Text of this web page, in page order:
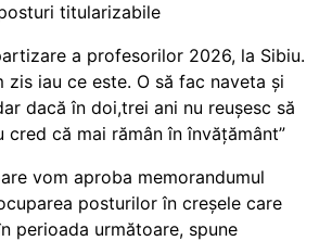
titularizabile
a profesorilor 2026, la Sibiu.
zis iau ce este. O să fac naveta și
dacă în doi,trei ani nu reușesc să
cred că mai rămân în învățământ”
vom aproba memorandumul
posturilor în creșele care
perioada următoare, spune